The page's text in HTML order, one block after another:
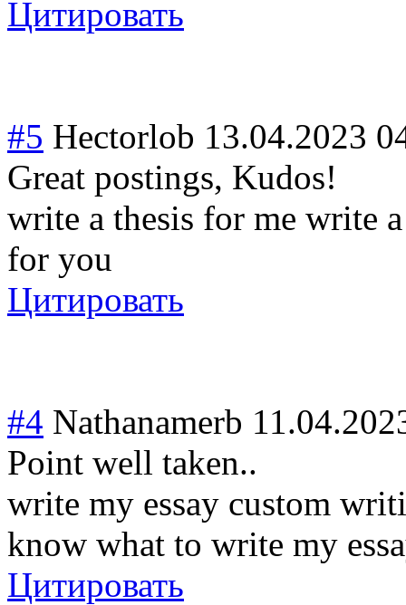
Цитировать
#5 Hectorlob 13.04.2023
Great postings, Kudos!
write a thesis for me write
for you
Цитировать
#4 Nathanamerb
Point well taken..
write my essay custom
know what to write my
Цитировать